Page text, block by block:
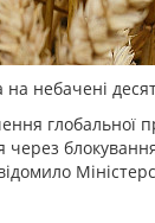
небачені
глобальної